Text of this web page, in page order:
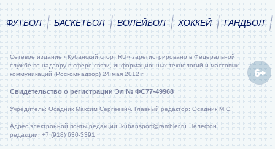
ФУТБОЛ БАСКЕТБОЛ ВОЛЕЙБОЛ ХОККЕЙ ГАНДБОЛ
Сетевое издание «Кубанский спорт.RU» зарегистрировано в Федеральной
службе по надзору в сфере связи, информационных технологий и массовых
коммуникаций (Роскомнадзор) 24 мая 2012 г.
Свидетельство о регистрации Эл № ФС77-49968
Учредитель: Осадник Максим Сергеевич. Главный редактор: Осадник М.С.
Адрес электронной почты редакции: kubansport@rambler.ru. Телефон
редакции: +7 (918) 630-3391